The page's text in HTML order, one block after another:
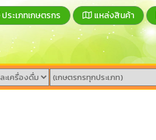
ประเภทเกษตรกร แหล่งสินค้า